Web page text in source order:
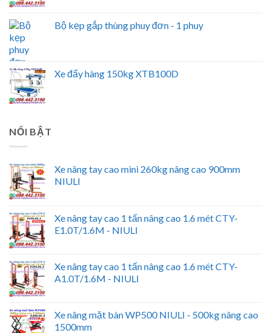
Bộ kẹp gắp thùng phuy đơn - 1 phuy
Xe đẩy hàng 150kg XTB100D
NỔI BẬT
Xe nâng tay cao mini 260kg nâng cao 900mm
NIULI
Xe nâng tay cao 1 tấn nâng cao 1.6 mét CTY-
E1.0T/1.6M - NIULI
Xe nâng tay cao 1 tấn nâng cao 1.6 mét CTY-
A1.0T/1.6M - NIULI
Xe nâng mặt bàn WP500 NIULI - 500kg nâng cao
1500mm